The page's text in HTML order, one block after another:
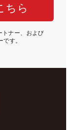
ちら
トナー、および
す。